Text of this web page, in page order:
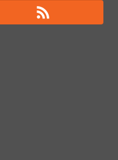
い切る…「危険な水